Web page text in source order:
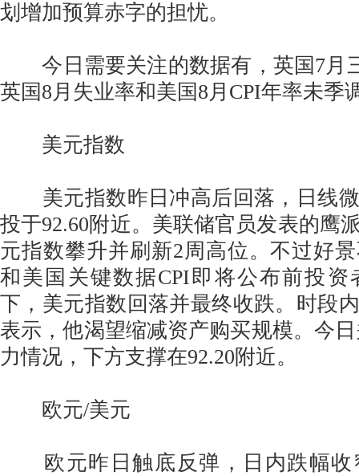
划增加预算赤字的担忧。
今日需要关注的数据有，英国7月
英国8月失业率和美国8月CPI年率未季
美元指数
美元指数昨日冲高后回落，日线微
投于92.60附近。美联储官员发表的鹰
元指数攀升并刷新2周高位。不过好
和美国关键数据CPI即将公布前投资
下，美元指数回落并最终收跌。时段
表示，他渴望缩减资产购买规模。今
力情况，下方支撑在92.20附近。
欧元/美元
欧元昨日触底反弹，日内跌幅收